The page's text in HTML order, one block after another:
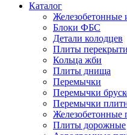
Каталог
Железобетонные
Блоки ФБС
Детали колодцев
Плиты
Кольца жби
Плиты днища
Перемычки
Перемычки
Перемычки
Железобетонные
Плиты дорожные